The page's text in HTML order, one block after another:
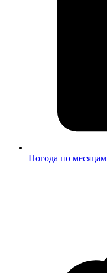
Погода по месяцам